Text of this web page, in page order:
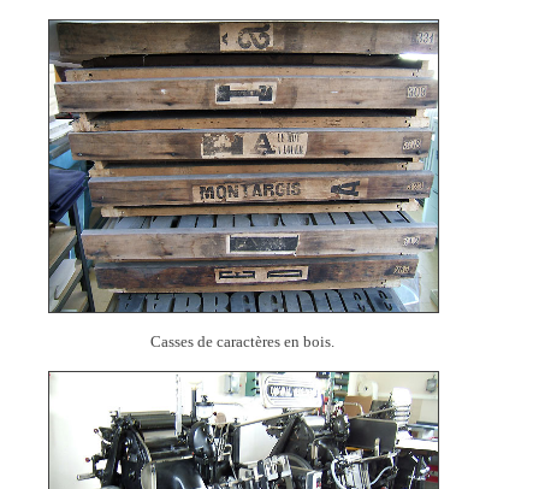
Casses de caractères en bois.